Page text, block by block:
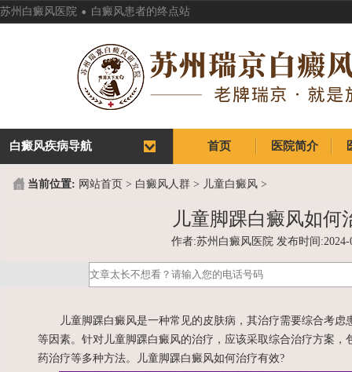
苏州白癜风医院 . 白癜风患者的终点站
首页
首页
医院简介
白癜风疾病导航
当前位置: 网站首页 > 白癜风人群 > 儿童白癜风 >
儿童脚踝白癜风如何
作者:苏州白癜风医院 发布时间:2024-
儿童脚踝白癜风是一种常见的皮肤病，其治疗需要综合考虑
等因素。针对儿童脚踝白癜风的治疗，应该采取综合治疗方案，
药治疗等多种方法。儿童脚踝白癜风如何治疗有效?